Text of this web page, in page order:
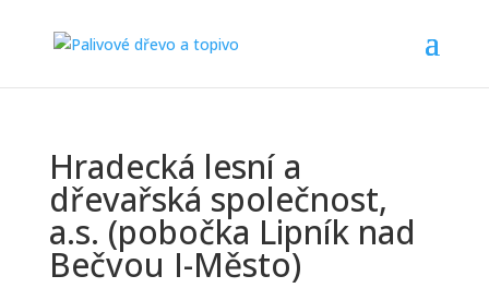
Hradecká lesní a
dřevařská společnost,
a.s. (pobočka Lipník nad
Bečvou I-Město)